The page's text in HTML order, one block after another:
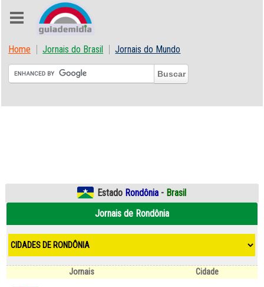
Home Jornais do Brasil Jornais do Mundo
Estado Rondônia - Brasil
Jornais de Rondônia
Jornais Cidade